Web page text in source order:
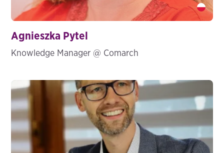
Agnieszka Pytel
Knowledge Manager @ Comarch